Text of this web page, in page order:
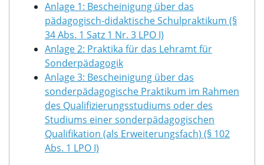
Anlage 1: Bescheinigung über das
pädagogisch-didaktische Schulpraktikum (§
34 Abs. 1 Satz 1 Nr. 3 LPO I)
Anlage 2: Praktika für das Lehramt für
Sonderpädagogik
Anlage 3: Bescheinigung über das
sonderpädagogische Praktikum im Rahmen
des Qualifizierungsstudiums oder des
Studiums einer sonderpädagogischen
Qualifikation (als Erweiterungsfach) (§ 102
Abs. 1 LPO I)